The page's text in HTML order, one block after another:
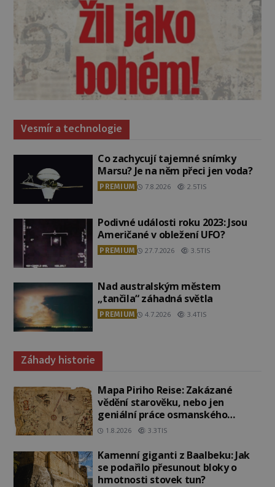
Vesmír a technologie
Co zachycují tajemné snímky
Marsu? Je na něm přeci jen voda?
PREMIUM 7.8.2026 2.5TIS
Podivné události roku 2023: Jsou
Američané v obležení UFO?
PREMIUM 27.7.2026 3.5TIS
Nad australským městem
„tančila“ záhadná světla
PREMIUM 4.7.2026 3.4TIS
Záhady historie
Mapa Piriho Reise: Zakázané
vědění starověku, nebo jen
geniální práce osmanského
admirála?
1.8.2026 3.3TIS
Kamenní giganti z Baalbeku: Jak
se podařilo přesunout bloky o
hmotnosti stovek tun?